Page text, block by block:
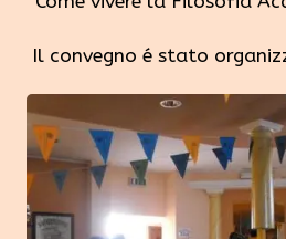
Il convegno é stato